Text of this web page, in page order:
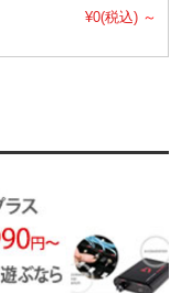
¥0(税込) ～